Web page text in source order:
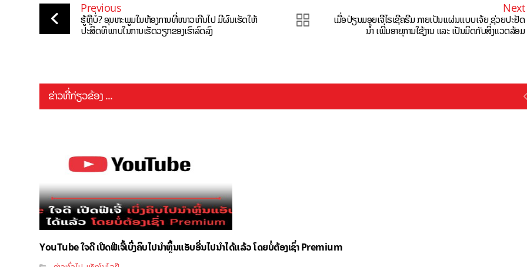
Previous
ຮູ້ຫຼືບໍ່? ອຸນຫະພູມໃນຫ້ອງການທີ່ໜາວເກີນໄປ ມີຜົນເຮັດໃຫ້
ປະສິດທິພາບໃນການເຮັດວຽກຂອງເຮົາລົດລົງ
Next
ເມື່ອປ່ຽນມອຍເຈີໄຣເຊີຄຣີມ ກາຍເປັນແຜ່ນແບບເຈ້ຍ ຊ່ວຍປະຢັດ
ນ້ຳ ເພີ່ມອາຍຸການໃຊ້ງານ ແລະ ເປັນມິດກັບສິ່ງແວດລ້ອມ
ຂ່າວທີ່ກ່ຽວຂ້ອງ ...
YouTube ໃຈດີ ເປີດຟີເຈີ້ເບິ່ງຄິບໄປນຳຫຼິ້ນແອັບອື່ນໄປນຳໄດ້ແລ້ວ ໂດຍບໍ່ຕ້ອງເຊົ່າ Premium